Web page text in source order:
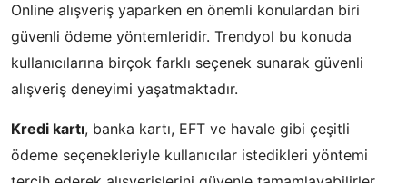
Online alışveriş yaparken en önemli konulardan biri
güvenli ödeme yöntemleridir. Trendyol bu konuda
kullanıcılarına birçok farklı seçenek sunarak güvenli
alışveriş deneyimi yaşatmaktadır.
Kredi kartı, banka kartı, EFT ve havale gibi çeşitli
ödeme seçenekleriyle kullanıcılar istedikleri yöntemi